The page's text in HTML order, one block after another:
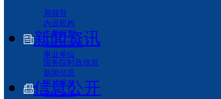
局领导
内设机构
主要职责
地区监管局
事业单位
新闻资讯
国务院时政信息
新闻信息
图片视频
交流合作
信息公开